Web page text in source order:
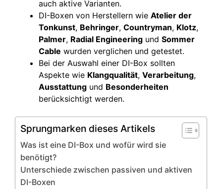
auch aktive Varianten.
DI-Boxen von Herstellern wie Atelier der
Tonkunst, Behringer, Countryman, Klotz,
Palmer, Radial Engineering und Sommer
Cable wurden verglichen und getestet.
Bei der Auswahl einer DI-Box sollten
Aspekte wie Klangqualität, Verarbeitung,
Ausstattung und Besonderheiten
berücksichtigt werden.
Sprungmarken dieses Artikels
Was ist eine DI-Box und wofür wird sie
benötigt?
Unterschiede zwischen passiven und aktiven
DI-Boxen